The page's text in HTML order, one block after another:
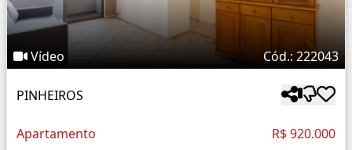
Vídeo Cód.: 222043
PINHEIROS
Apartamento R$ 920.000